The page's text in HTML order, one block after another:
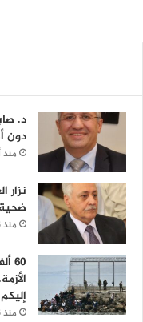
د.
دون
منذ 5 أيام
منذ 5 أيام